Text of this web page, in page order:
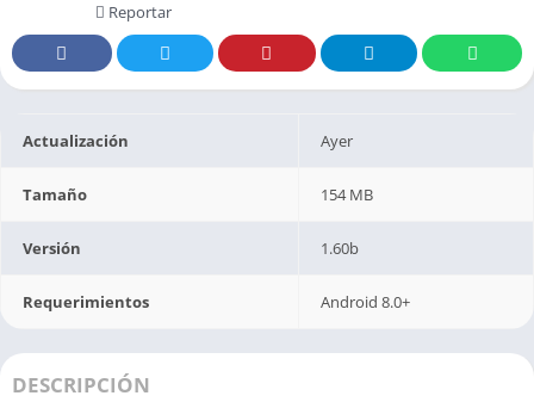
Reportar
Actualización Ayer
Tamaño 154 MB
Versión 1.60b
Requerimientos Android 8.0+
DESCRIPCIÓN